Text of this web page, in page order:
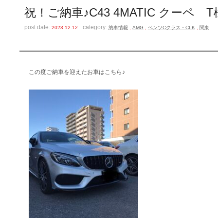
祝！ご納車♪C43 4MATIC クーペ T
post date:2023.12.12 category: 納車情報 AMG ベンツCクラス・CLK 関東
この度ご納車を迎えたお車はこちら♪